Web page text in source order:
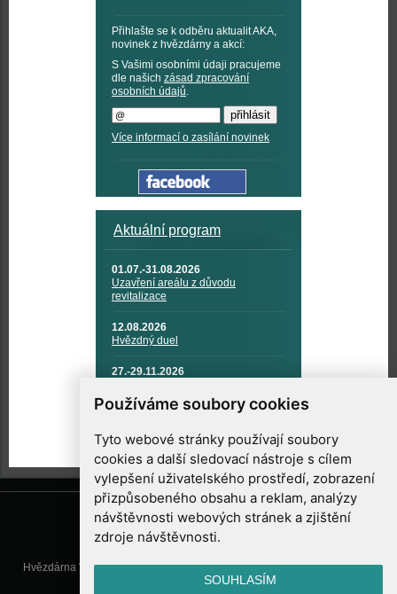
Používáme soubory cookies
Tyto webové stránky používají soubory
cookies a další sledovací nástroje s cílem
vylepšení uživatelského prostředí, zobrazení
přizpůsobeného obsahu a reklam, analýzy
návštěvnosti webových stránek a zjištění
zdroje návštěvnosti.
SOUHLASÍM
Přihlašte se k odběru aktualit AKA,
novinek z hvězdárny a akcí:
S Vašimi osobními údaji pracujeme
dle našich zásad zpracování
osobních údajů.
Více informací o zasílání novinek
Aktuální program
01.07.-31.08.2026
Uzavření areálu z důvodu
revitalizace
12.08.2026
Hvězdný duel
27.-29.11.2026
TECHNIKA A KOSMICKÉ
TECHNOLOGIE
Hvězdárna Valašské Meziříčí, příspěvková organizace, Vsetínská 78, 757
01 Valašské Meziříčí